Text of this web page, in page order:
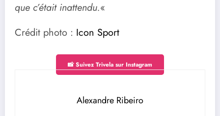
que c’était inattendu.«
Crédit photo : Icon Sport
📸 Suivez Trivela sur Instagram
Alexandre Ribeiro